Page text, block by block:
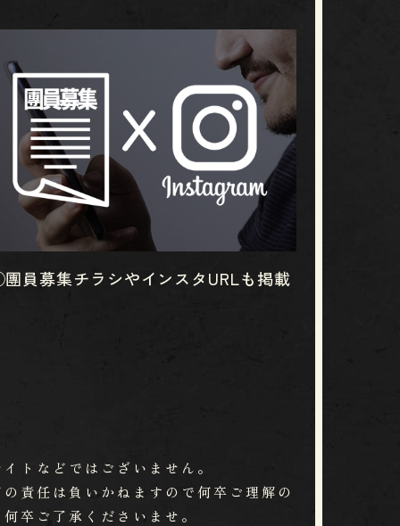
員募集チラシやインスタURLも掲載
トなどではございません。
責任は負いかねますので何卒ご理解の
卒ご了承くださいませ。